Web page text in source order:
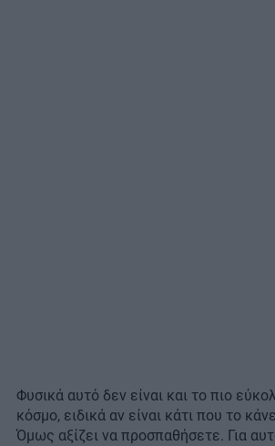
Φυσικά αυτό δεν είναι και το πιο
κόσμο, ειδικά αν είναι κάτι που το
Όμως αξίζει να προσπαθήσετε. Για